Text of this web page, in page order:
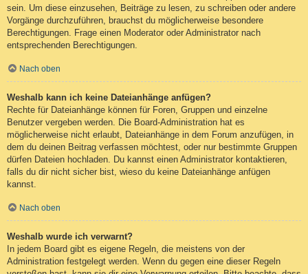
sein. Um diese einzusehen, Beiträge zu lesen, zu schreiben oder andere
Vorgänge durchzuführen, brauchst du möglicherweise besondere
Berechtigungen. Frage einen Moderator oder Administrator nach
entsprechenden Berechtigungen.
Nach oben
Weshalb kann ich keine Dateianhänge anfügen?
Rechte für Dateianhänge können für Foren, Gruppen und einzelne
Benutzer vergeben werden. Die Board-Administration hat es
möglicherweise nicht erlaubt, Dateianhänge in dem Forum anzufügen, in
dem du deinen Beitrag verfassen möchtest, oder nur bestimmte Gruppen
dürfen Dateien hochladen. Du kannst einen Administrator kontaktieren,
falls du dir nicht sicher bist, wieso du keine Dateianhänge anfügen
kannst.
Nach oben
Weshalb wurde ich verwarnt?
In jedem Board gibt es eigene Regeln, die meistens von der
Administration festgelegt werden. Wenn du gegen eine dieser Regeln